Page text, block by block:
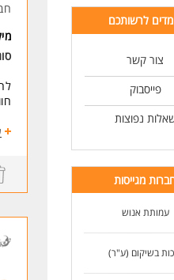
לרשותכם
צור קשר
פייסבוק
נפוצות
מגייסות
עמותת אנוש
בשיקום (ע"ר)
-
-
-
-
-
*
*